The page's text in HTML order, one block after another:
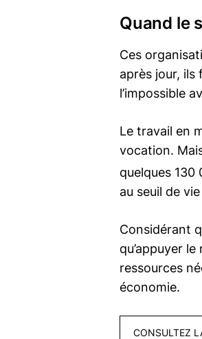
Quand le
Ces
après jour, ils
l’impossible
Le travail en
vocation.
quelques 130
au seuil de
Considérant
qu’appuyer
ressources
économie.
CONSULTEZ